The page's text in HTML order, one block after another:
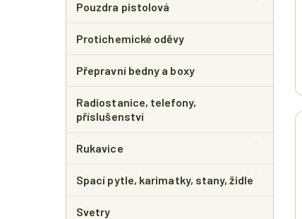
Pouzdra pistolová
Protichemické oděvy
Přepravní bedny a boxy
Radiostanice, telefony,
příslušenství
Rukavice
Spací pytle, karimatky, stany, židle
Svetry